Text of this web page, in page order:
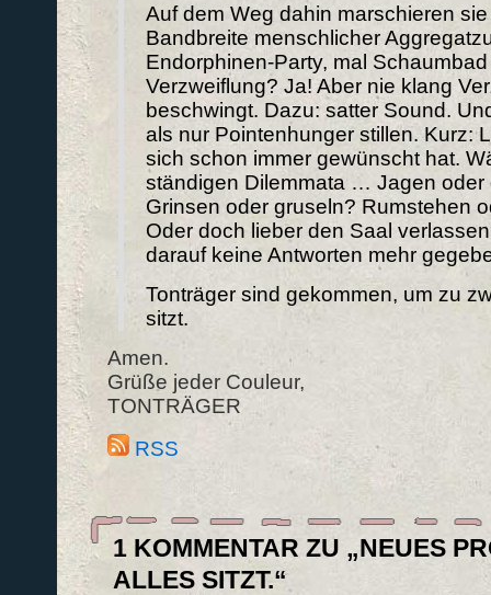
Auf dem Weg dahin marschieren
Bandbreite menschlicher
Endorphinen-Party, mal
Verzweiflung? Ja! Aber nie klang
beschwingt. Dazu: satter Sound.
als nur Pointenhunger stillen. Kurz:
sich schon immer gewünscht hat.
ständigen Dilemmata … Jagen oder
Grinsen oder gruseln? Rumstehen
Oder doch lieber den Saal
darauf keine Antworten mehr
Tonträger sind gekommen, um zu
sitzt.
Amen.
Grüße jeder Couleur,
TONTRÄGER
RSS
1 KOMMENTAR ZU „NEUES
ALLES SITZT.“